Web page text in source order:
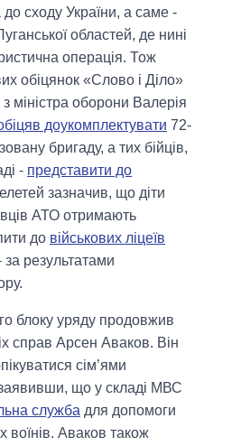
до сходу України, а саме -
областей, де нині
операція. Тож
обіцянок «Слово і Діло»
міністра оборони Валерія
доукомплектувати 72-
бригаду, а тих бійців,
- представити до
зазначив, що діти
АТО отримають
до військових ліцеїв
результатами
блоку уряду продовжив
справ Арсен Аваков. Він
сім’ями
що у складі МВС
служба для допомоги
воїнів. Аваков також